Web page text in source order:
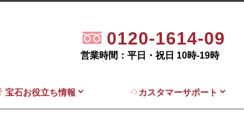
0120-1614-09
営業時間：平日・祝日 10時-19時
宝石お役立ち情報 カスタマーサポート